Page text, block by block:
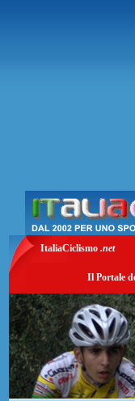
ItaliaCiclismo .net
Il Portale